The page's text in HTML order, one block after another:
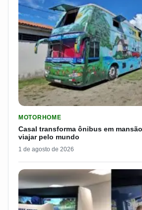
MOTORHOME
Casal transforma ônibus em
viajar pelo mundo
1 de agosto de 2026